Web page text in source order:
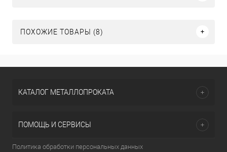
ПОХОЖИЕ ТОВАРЫ (8)
КАТАЛОГ МЕТАЛЛОПРОКАТА
ПОМОЩЬ И СЕРВИСЫ
Политика обработки персональных данных